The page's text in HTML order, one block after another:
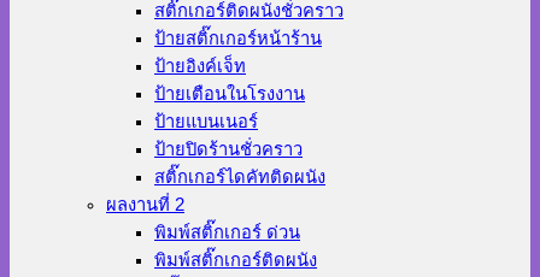
สติ๊กเกอร์ติดผนังชั่วคราว
ป้ายสติ๊กเกอร์หน้าร้าน
ป้ายอิงค์เจ็ท
ป้ายเตือนในโรงงาน
ป้ายแบนเนอร์
ป้ายปิดร้านชั่วคราว
สติ๊กเกอร์ไดคัทติดผนัง
ผลงานที่ 2
พิมพ์สติ๊กเกอร์ ด่วน
พิมพ์สติ๊กเกอร์ติดผนัง